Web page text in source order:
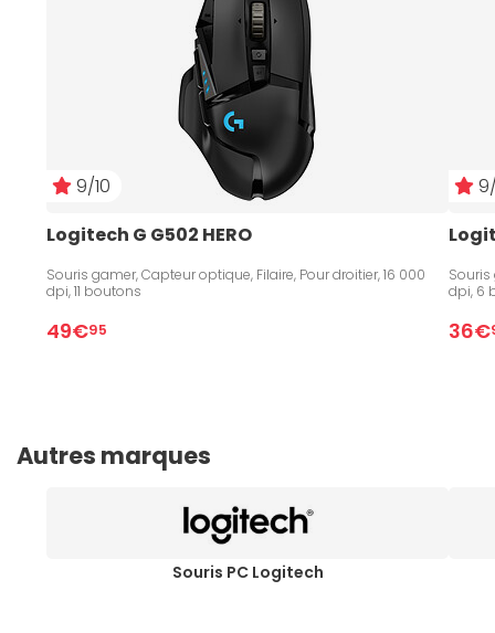
9/10
Logitech G G502 HERO
Souris gamer, Capteur optique, Filaire, Pour droitier, 16 000
dpi, 11 boutons
49€95
Souris
dpi, 6
36€
Autres marques
Souris PC Logitech